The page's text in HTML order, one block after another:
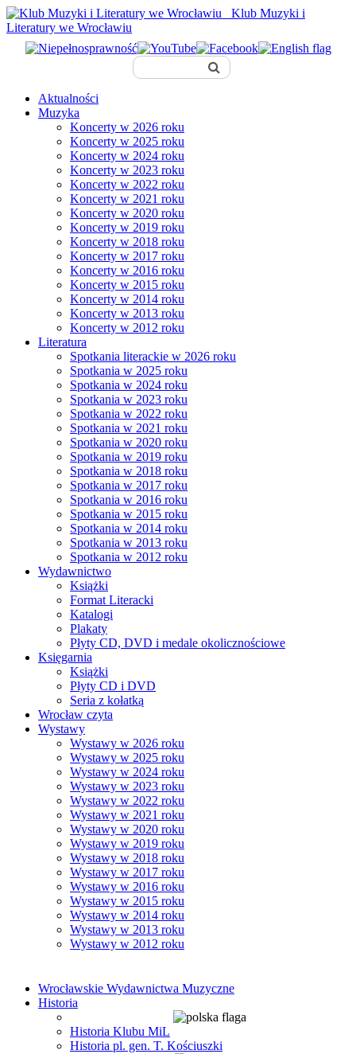
Klub Muzyki i
Literatury we Wrocławiu
Aktualności
Muzyka
Koncerty w 2026 roku
Koncerty w 2025 roku
Koncerty w 2024 roku
Koncerty w 2023 roku
Koncerty w 2022 roku
Koncerty w 2021 roku
Koncerty w 2020 roku
Koncerty w 2019 roku
Koncerty w 2018 roku
Koncerty w 2017 roku
Koncerty w 2016 roku
Koncerty w 2015 roku
Koncerty w 2014 roku
Koncerty w 2013 roku
Koncerty w 2012 roku
Literatura
Spotkania literackie w 2026 roku
Spotkania w 2025 roku
Spotkania w 2024 roku
Spotkania w 2023 roku
Spotkania w 2022 roku
Spotkania w 2021 roku
Spotkania w 2020 roku
Spotkania w 2019 roku
Spotkania w 2018 roku
Spotkania w 2017 roku
Spotkania w 2016 roku
Spotkania w 2015 roku
Spotkania w 2014 roku
Spotkania w 2013 roku
Spotkania w 2012 roku
Wydawnictwo
Książki
Format Literacki
Katalogi
Plakaty
Płyty CD, DVD i medale okolicznościowe
Księgarnia
Książki
Płyty CD i DVD
Seria z kołatką
Wrocław czyta
Wystawy
Wystawy w 2026 roku
Wystawy w 2025 roku
Wystawy w 2024 roku
Wystawy w 2023 roku
Wystawy w 2022 roku
Wystawy w 2021 roku
Wystawy w 2020 roku
Wystawy w 2019 roku
Wystawy w 2018 roku
Wystawy w 2017 roku
Wystawy w 2016 roku
Wystawy w 2015 roku
Wystawy w 2014 roku
Wystawy w 2013 roku
Wystawy w 2012 roku
Wrocławskie Wydawnictwa Muzyczne
Historia
Historia Klubu MiL
Historia pl. gen. T. Kościuszki